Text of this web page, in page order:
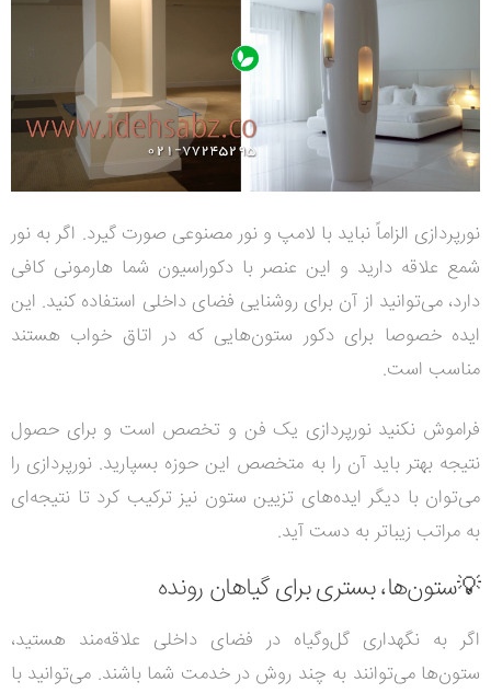
نورپردازی الزاماً نباید با لامپ و نور مصنوعی صورت گیرد. اگر به نور
شمع علاقه دارید و این عنصر با دکوراسیون شما هارمونی کافی
دارد، می‌توانید از آن برای روشنایی فضای داخلی استفاده کنید. این
ایده خصوصا برای دکور ستون‌هایی که در اتاق خواب هستند
مناسب است.
فراموش نکنید نورپردازی یک فن و تخصص است و برای حصول
نتیجه بهتر باید آن را به متخصص این حوزه بسپارید. نورپردازی را
می‌توان با دیگر ایده‌های تزیین ستون نیز ترکیب کرد تا نتیجه‌ای
به مراتب زیباتر به دست آید.
💡ستون‌ها، بستری برای گیاهان رونده
اگر به نگهداری گل‌و‌گیاه در فضای داخلی علاقه‌مند هستید،
ستون‌ها می‌توانند به چند روش در خدمت شما باشند. می‌توانید با